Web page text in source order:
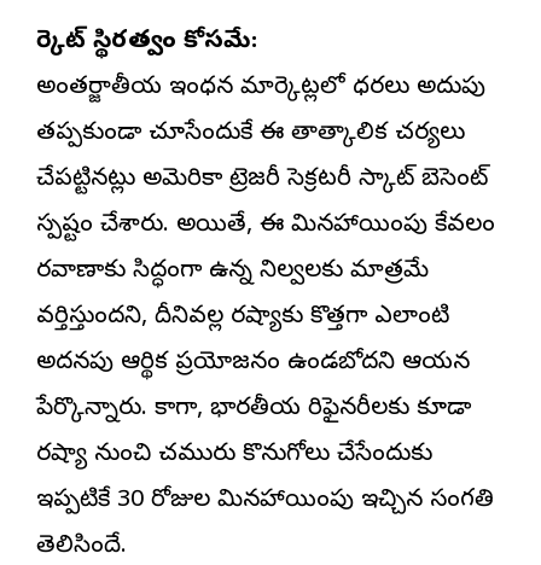
మార్కెట్ స్థిరత్వం కోసమే:
అంతర్జాతీయ ఇంధన మార్కెట్లలో ధరలు అదుపు
తప్పకుండా చూసేందుకే ఈ తాత్కాలిక చర్యలు
చేపట్టినట్లు అమెరికా ట్రెజరీ సెక్రటరీ స్కాట్ బెసెంట్
స్పష్టం చేశారు. అయితే, ఈ మినహాయింపు కేవలం
రవాణాకు సిద్ధంగా ఉన్న నిల్వలకు మాత్రమే
వర్తిస్తుందని, దీనివల్ల రష్యాకు కొత్తగా ఎలాంటి
అదనపు ఆర్థిక ప్రయోజనం ఉండబోదని ఆయన
పేర్కొన్నారు. కాగా, భారతీయ రిఫైనరీలకు కూడా
రష్యా నుంచి చమురు కొనుగోలు చేసేందుకు
ఇప్పటికే 30 రోజుల మినహాయింపు ఇచ్చిన సంగతి
తెలిసిందే.